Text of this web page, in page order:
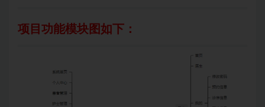
项目功能模块图如下：